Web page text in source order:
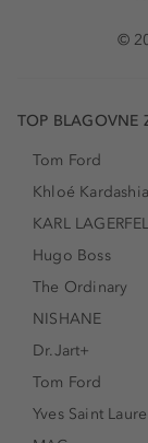
©
TOP BLAGOVNE
Tom Ford
Khloé
KARL
Hugo Boss
The Ordinary
NISHANE
Dr.Jart+
Tom Ford
Yves Saint